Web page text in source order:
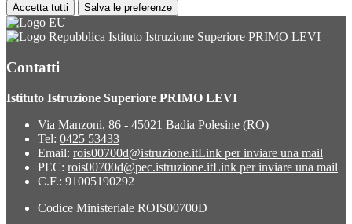
Accetta tutti Salva le preferenze
Istituto Istruzione Superiore PRIMO LEVI
Contatti
Istituto Istruzione Superiore PRIMO LEVI
Via Manzoni, 86 - 45021 Badia Polesine (RO)
Tel: 0425 53433
Email: rois00700d@istruzione.itLink per inviare una mail
PEC: rois00700d@pec.istruzione.itLink per inviare una mail
C.F.: 91005190292
Codice Ministeriale ROIS00700D